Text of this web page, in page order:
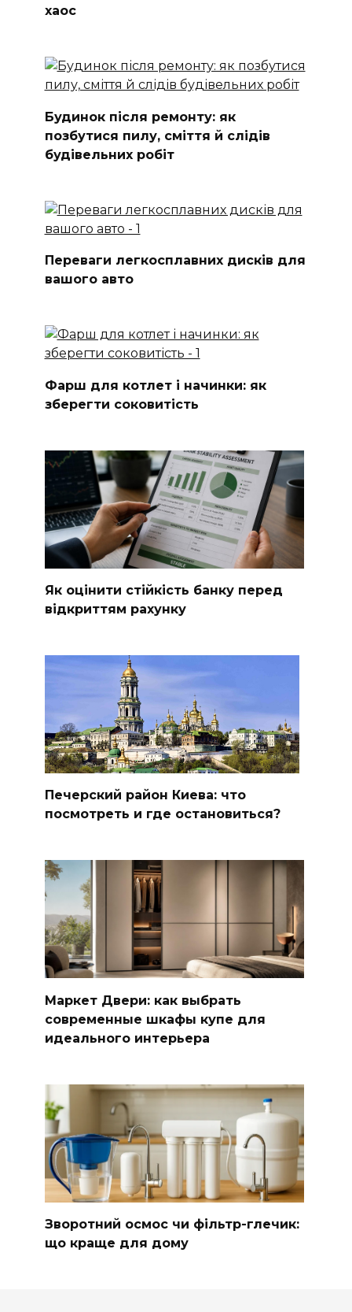
хаос
Будинок після ремонту: як
позбутися пилу, сміття й слідів
будівельних робіт
Переваги легкосплавних дисків для
вашого авто
Фарш для котлет і начинки: як
зберегти соковитість
Як оцінити стійкість банку перед
відкриттям рахунку
Печерский район Киева: что
посмотреть и где остановиться?
Маркет Двери: как выбрать
современные шкафы купе для
идеального интерьера
Зворотний осмос чи фільтр-глечик:
що краще для дому